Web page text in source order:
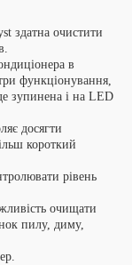
здатна очистити
в
функціонування,
зупинена і на LED
досягти
короткий
рівень
очищати
пилу, диму,